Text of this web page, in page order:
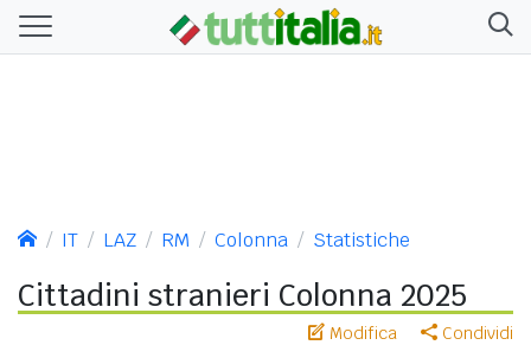
IT LAZ RM Colonna Statistiche
Cittadini stranieri Colonna 2025
Modifica Condividi